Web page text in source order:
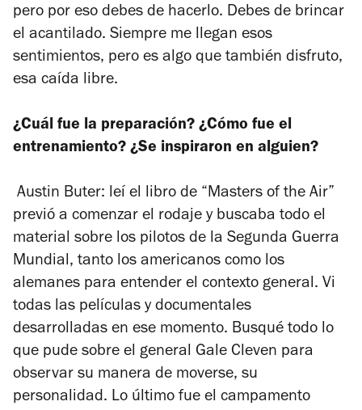
pero por eso debes de hacerlo. Debes de brincar
el acantilado. Siempre me llegan esos
sentimientos, pero es algo que también disfruto,
esa caída libre.
¿Cuál fue la preparación? ¿Cómo fue el
entrenamiento? ¿Se inspiraron en alguien?
Austin Buter: leí el libro de “Masters of the Air”
previó a comenzar el rodaje y buscaba todo el
material sobre los pilotos de la Segunda Guerra
Mundial, tanto los americanos como los
alemanes para entender el contexto general. Vi
todas las películas y documentales
desarrolladas en ese momento. Busqué todo lo
que pude sobre el general Gale Cleven para
observar su manera de moverse, su
personalidad. Lo último fue el campamento